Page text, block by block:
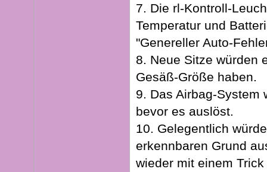
7. Die rl-Kontroll-
Temperatur und
"Genereller Auto-
8. Neue Sitze würden
Gesäß-Größe haben.
9. Das Airbag-System
bevor es auslöst.
10. Gelegentlich
erkennbaren Grund
wieder mit einem